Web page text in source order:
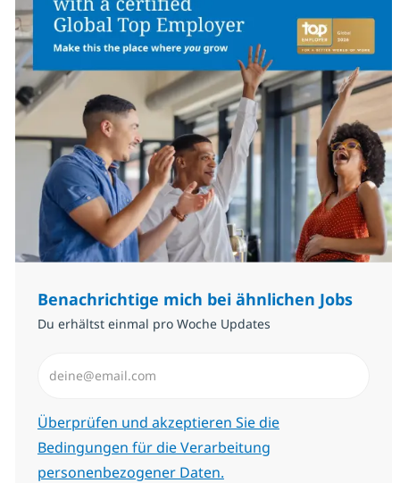
Benachrichtige mich bei ähnlichen Jobs
Du erhältst einmal pro Woche Updates
Erforderlich
Überprüfen und akzeptieren Sie die
Bedingungen für die Verarbeitung
personenbezogener Daten.